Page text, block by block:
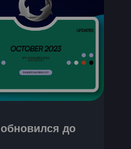
обновился до